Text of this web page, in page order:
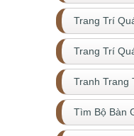
Trang Trí
Trang Trí
Tranh Trang
Tìm Bộ Bàn